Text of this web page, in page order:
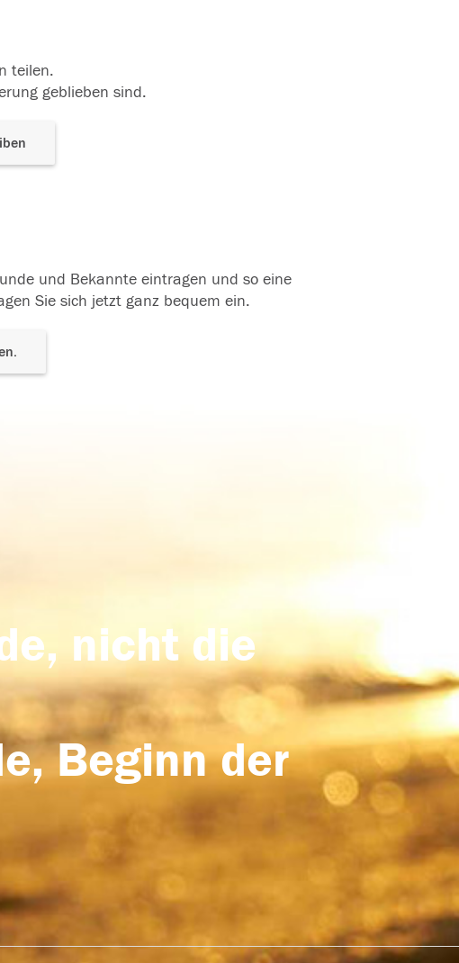
teilen.
geblieben sind.
und Bekannte eintragen und so eine
Sie sich jetzt ganz bequem ein.
nicht die
Beginn der